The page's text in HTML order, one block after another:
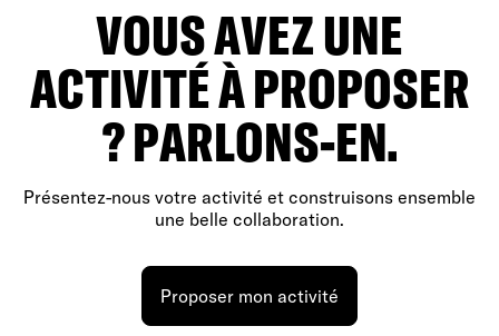
VOUS AVEZ UNE
ACTIVITÉ À PROPOSER
? PARLONS-EN.
Présentez-nous votre activité et construisons ensemble
une belle collaboration.
Proposer mon activité